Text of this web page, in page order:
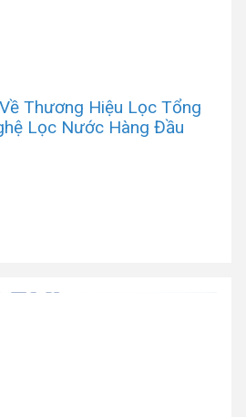
Thương Hiệu Lọc Tổng
Lọc Nước Hàng Đầu